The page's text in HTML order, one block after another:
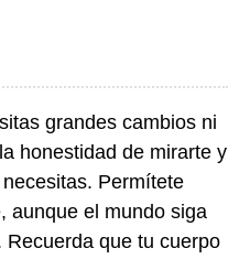
grandes cambios ni
honestidad de mirarte y
Permítete
aunque el mundo siga
que tu cuerpo